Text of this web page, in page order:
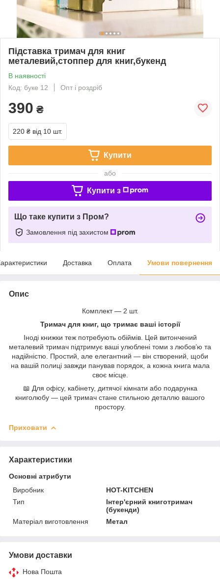
Підставка тримач для книг
металевий,стоппер для книг,букенд
В наявності
Код: буке 12
Опт і роздріб
390 ₴
220 ₴ від 10 шт.
Купити
або
Купити з
Що таке купити з Пром?
Замовлення під захистом
Доставка Оплата Умови повернення
Опис
Комплект — 2 шт.
Тримач для книг, що тримає ваші історії
Іноді книжки теж потребують обіймів. Цей витончений
металевий тримач підтримує ваші улюблені томи з любов’ю та
надійністю. Простий, але елегантний — він створений, щоби
на вашій полиці завжди панував порядок, а кожна книга мала
своє місце.
📖 Для офісу, кабінету, дитячої кімнати або подарунка
книголюбу — цей тримач стане стильною деталлю вашого
простору.
Приховати
Характеристики
Основні атрибути
Виробник
HOT-KITCHEN
Тип
Інтер'єрний книготримач
(букенди)
Матеріал виготовлення
Метал
Умови доставки
Нова Пошта